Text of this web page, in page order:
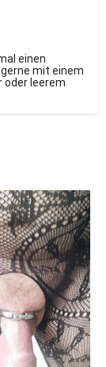
einen
mit einem
oder leerem